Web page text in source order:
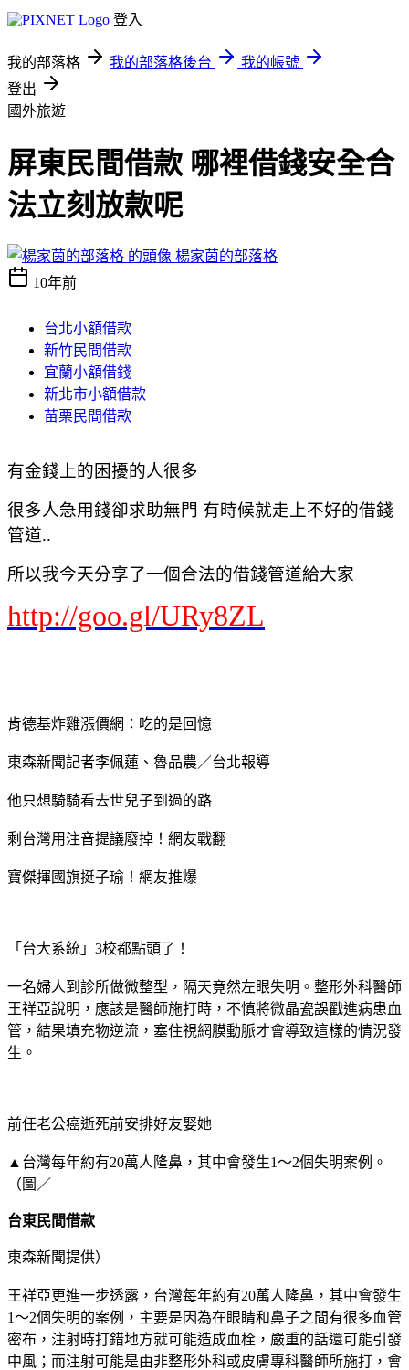
登入
我的部落格 我的部落格後台
我的帳號
登出
國外旅遊
屏東民間借款 哪裡借錢安全合
法立刻放款呢
楊家茵的部落格
10年前
台北小額借款
新竹民間借款
宜蘭小額借錢
新北市小額借款
苗栗民間借款
有金錢上的困擾的人很多
很多人急用錢卻求助無門 有時候就走上不好的借錢
管道..
所以我今天分享了一個合法的借錢管道給大家
http://goo.gl/URy8ZL
肯德基炸雞漲價網：吃的是回憶
東森新聞記者李佩蓮、魯品農／台北報導
他只想騎騎看去世兒子到過的路
剩台灣用注音提議廢掉！網友戰翻
寶傑揮國旗挺子瑜！網友推爆
「台大系統」3校都點頭了！
一名婦人到診所做微整型，隔天竟然左眼失明。整形外科醫師
王祥亞說明，應該是醫師施打時，不慎將微晶瓷誤戳進病患血
管，結果填充物逆流，塞住視網膜動脈才會導致這樣的情況發
生。
前任老公癌逝死前安排好友娶她
▲台灣每年約有20萬人隆鼻，其中會發生1～2個失明案例。
（圖／
台東民間借款
東森新聞提供）
王祥亞更進一步透露，台灣每年約有20萬人隆鼻，其中會發生
1～2個失明的案例，主要是因為在眼睛和鼻子之間有很多血管
密布，注射時打錯地方就可能造成血栓，嚴重的話還可能引發
中風；而注射可能是由非整形外科或皮膚專科醫師所施打，會